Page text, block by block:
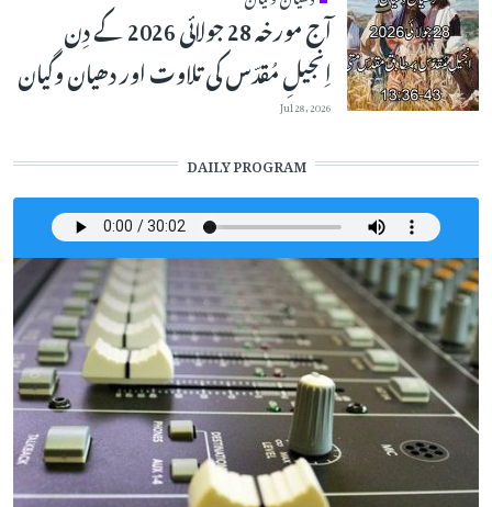
آج مورخہ 28 جولائی 2026 کے دِن
اِنجیلِ مُقدّس کی تلاوت اور دھیان وگیان
Jul 28, 2026
DAILY PROGRAM